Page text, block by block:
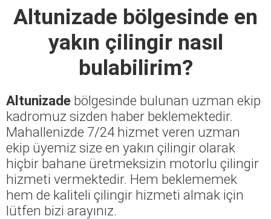
Altunizade bölgesinde en
yakın çilingir nasıl
bulabilirim?
Altunizade bölgesinde bulunan uzman ekip
kadromuz sizden haber beklemektedir.
Mahallenizde 7/24 hizmet veren uzman
ekip üyemiz size en yakın çilingir olarak
hiçbir bahane üretmeksizin motorlu çilingir
hizmeti vermektedir. Hem beklememek
hem de kaliteli çilingir hizmeti almak için
lütfen bizi arayınız.